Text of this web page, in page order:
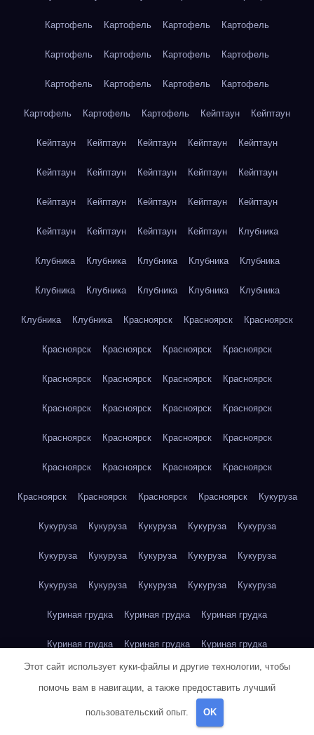
Картофель Картофель Картофель Картофель
Картофель Картофель Картофель Картофель
Картофель Картофель Картофель Картофель
Картофель Картофель Картофель Кейптаун Кейптаун
Кейптаун Кейптаун Кейптаун Кейптаун Кейптаун
Кейптаун Кейптаун Кейптаун Кейптаун Кейптаун
Кейптаун Кейптаун Кейптаун Кейптаун Кейптаун
Кейптаун Кейптаун Кейптаун Кейптаун Клубника
Клубника Клубника Клубника Клубника Клубника
Клубника Клубника Клубника Клубника Клубника
Клубника Клубника Красноярск Красноярск Красноярск
Красноярск Красноярск Красноярск Красноярск
Красноярск Красноярск Красноярск Красноярск
Красноярск Красноярск Красноярск Красноярск
Красноярск Красноярск Красноярск Красноярск
Красноярск Красноярск Красноярск Красноярск
Красноярск Красноярск Красноярск Красноярск Кукуруза
Кукуруза Кукуруза Кукуруза Кукуруза Кукуруза
Кукуруза Кукуруза Кукуруза Кукуруза Кукуруза
Кукуруза Кукуруза Кукуруза Кукуруза Кукуруза
Куриная грудка Куриная грудка Куриная грудка
Куриная грудка Куриная грудка Куриная грудка
Куриная грудка Куриная грудка Куриная грудка
Куриное яйцо
Этот сайт использует куки-файлы и другие технологии, чтобы
помочь вам в навигации, а также предоставить лучший
пользовательский опыт. OK